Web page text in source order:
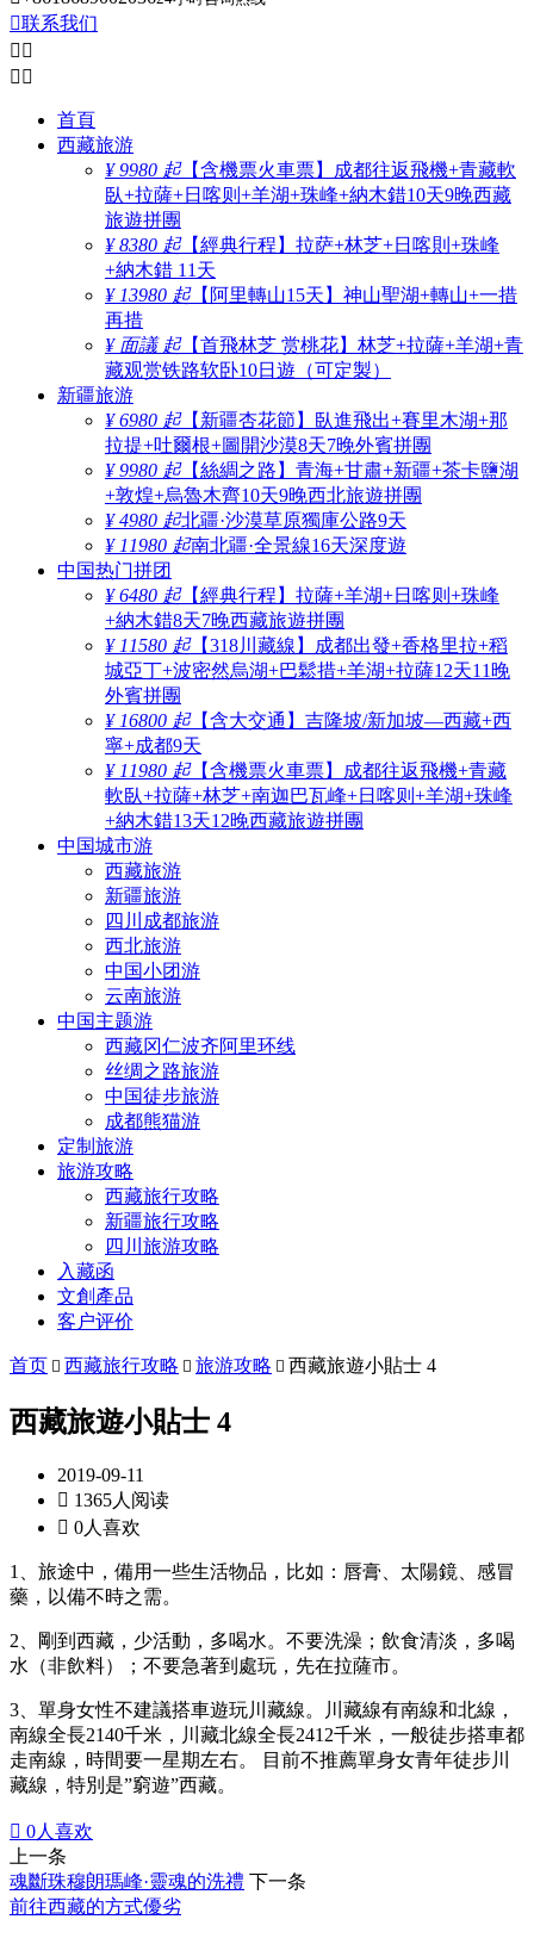
联系我们
 
 
首頁
西藏旅游
¥ 9980 起【含機票火車票】成都往返飛機+青藏軟
臥+拉薩+日喀则+羊湖+珠峰+納木錯10天9晚西藏
旅遊拼團
¥ 8380 起【經典行程】拉萨+林芝+日喀則+珠峰
+納木錯 11天
¥ 13980 起【阿里轉山15天】神山聖湖+轉山+一措
再措
¥ 面議 起【首飛林芝 赏桃花】林芝+拉薩+羊湖+青
藏观赏铁路软卧10日遊（可定製）
新疆旅游
¥ 6980 起【新疆杏花節】臥進飛出+賽里木湖+那
拉提+吐爾根+圖開沙漠8天7晚外賓拼團
¥ 9980 起【絲綢之路】青海+甘肅+新疆+茶卡鹽湖
+敦煌+烏魯木齊10天9晚西北旅遊拼團
¥ 4980 起北疆·沙漠草原獨庫公路9天
¥ 11980 起南北疆·全景線16天深度遊
中国热门拼团
¥ 6480 起【經典行程】拉薩+羊湖+日喀则+珠峰
+納木錯8天7晚西藏旅遊拼團
¥ 11580 起【318川藏線】成都出發+香格里拉+稻
城亞丁+波密然烏湖+巴鬆措+羊湖+拉薩12天11晚
外賓拼團
¥ 16800 起【含大交通】吉隆坡/新加坡—西藏+西
寧+成都9天
¥ 11980 起【含機票火車票】成都往返飛機+青藏
軟臥+拉薩+林芝+南迦巴瓦峰+日喀则+羊湖+珠峰
+納木錯13天12晚西藏旅遊拼團
中国城市游
西藏旅游
新疆旅游
四川成都旅游
西北旅游
中国小团游
云南旅游
中国主题游
西藏冈仁波齐阿里环线
丝绸之路旅游
中国徒步旅游
成都熊猫游
定制旅游
旅游攻略
西藏旅行攻略
新疆旅行攻略
四川旅游攻略
入藏函
文創產品
客户评价
首页  西藏旅行攻略  旅游攻略  西藏旅遊小貼士 4
西藏旅遊小貼士 4
2019-09-11
 1365人阅读
 0人喜欢
1、旅途中，備用一些生活物品，比如：唇膏、太陽鏡、感冒
藥，以備不時之需。
2、剛到西藏，少活動，多喝水。不要洗澡；飲食清淡，多喝
水（非飲料）；不要急著到處玩，先在拉薩市。
3、單身女性不建議搭車遊玩川藏線。川藏線有南線和北線，
南線全長2140千米，川藏北線全長2412千米，一般徒步搭車都
走南線，時間要一星期左右。 目前不推薦單身女青年徒步川
藏線，特別是”窮遊”西藏。
 0人喜欢
上一条
魂斷珠穆朗瑪峰·靈魂的洗禮 下一条
前往西藏的方式優劣